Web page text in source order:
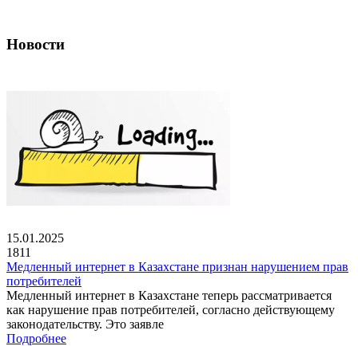
Новости
15.01.2025
1811
Медленный интернет в Казахстане признан нарушением прав
потребителей
Медленный интернет в Казахстане теперь рассматривается
как нарушение прав потребителей, согласно действующему
законодательству. Это заявле
Подробнее